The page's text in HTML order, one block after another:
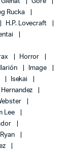
Rucka
H.P. Lovecraft
Horror
Ilarión
Image
Isekai
Lee